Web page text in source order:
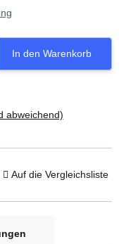
In den Warenkorb
abweichend)
Auf die Vergleichsliste